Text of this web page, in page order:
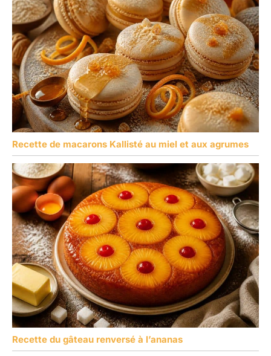
Recette de macarons Kallisté au miel et aux agrumes
Recette du gâteau renversé à l’ananas